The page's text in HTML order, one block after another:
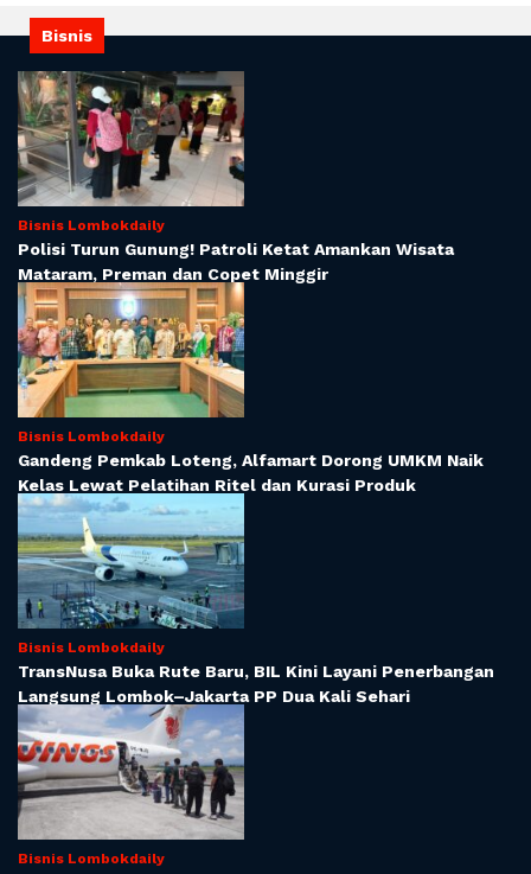
Bisnis
Bisnis Lombokdaily
Polisi Turun Gunung! Patroli Ketat Amankan Wisata
Mataram, Preman dan Copet Minggir
Bisnis Lombokdaily
Gandeng Pemkab Loteng, Alfamart Dorong UMKM Naik
Kelas Lewat Pelatihan Ritel dan Kurasi Produk
Bisnis Lombokdaily
TransNusa Buka Rute Baru, BIL Kini Layani Penerbangan
Langsung Lombok–Jakarta PP Dua Kali Sehari
Bisnis Lombokdaily